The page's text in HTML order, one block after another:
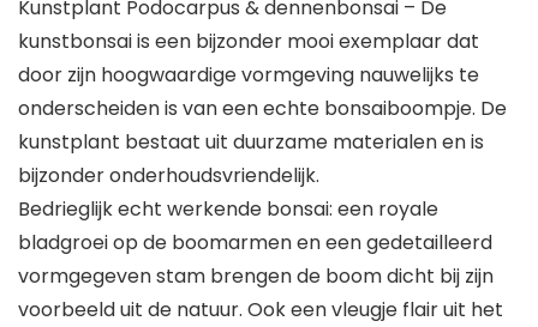
Kunstplant Podocarpus & dennenbonsai – De
kunstbonsai is een bijzonder mooi exemplaar dat
door zijn hoogwaardige vormgeving nauwelijks te
onderscheiden is van een echte bonsaiboompje. De
kunstplant bestaat uit duurzame materialen en is
bijzonder onderhoudsvriendelijk.
Bedrieglijk echt werkende bonsai: een royale
bladgroei op de boomarmen en een gedetailleerd
vormgegeven stam brengen de boom dicht bij zijn
voorbeeld uit de natuur. Ook een vleugje flair uit het